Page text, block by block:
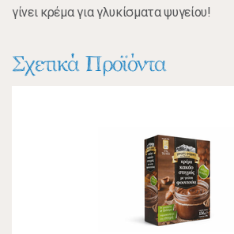
γίνει κρέμα για γλυκίσματα ψυγείου!
Σχετικά Προϊόντα